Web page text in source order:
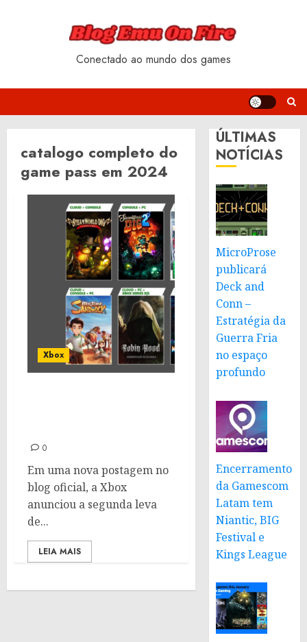
Conectado ao mundo dos games
catalogo completo do
game pass em 2024
Xbox
0
Em uma nova postagem no
blog oficial, a Xbox
anunciou a segunda leva
de...
LEIA MAIS
ÚLTIMAS
NOTÍCIAS
MicroProse
publicará
Deck and
Conn –
Estratégia da
Guerra Fria
no espaço
profundo
Encerramento
da Gamescom
Latam tem
Niantic, BIG
Festival e
Kings League